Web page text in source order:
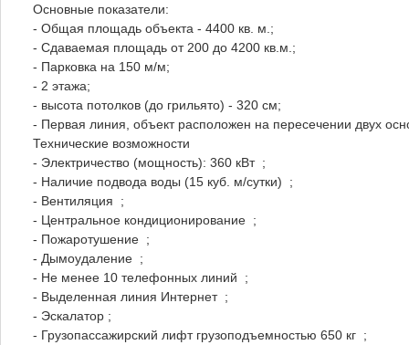
Основные показатели:
- Общая площадь объекта - 4400 кв. м.;
- Сдаваемая площадь от 200 до 4200 кв.м.;
- Парковка на 150 м/м;
- 2 этажа;
- высота потолков (до грильято) - 320 см;
- Первая линия, объект расположен на пересечении двух
Технические возможности
- Электричество (мощность): 360 кВт ;
- Наличие подвода воды (15 куб. м/сутки) ;
- Вентиляция ;
- Центральное кондиционирование ;
- Пожаротушение ;
- Дымоудаление ;
- Не менее 10 телефонных линий ;
- Выделенная линия Интернет ;
- Эскалатор ;
- Грузопассажирский лифт грузоподъемностью 650 кг ;